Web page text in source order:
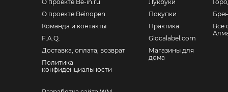
О проекте Be-in.ru
О проекте Beinopen
Команда и контакты
F.A.Q.
Доставка, оплата, возврат
Политика
конфиденциальности
Лукбуки
Покупки
Практика
Glocalabel.com
Магазины для
дома
Все